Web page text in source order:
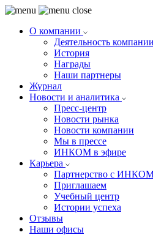
О компании
Деятельность компании
История
Награды
Наши партнеры
Журнал
Новости и аналитика
Пресс-центр
Новости рынка
Новости компании
Мы в прессе
ИНКОМ в эфире
Карьера
Партнерство с
Приглашаем
Учебный центр
Истории успеха
Отзывы
Наши офисы